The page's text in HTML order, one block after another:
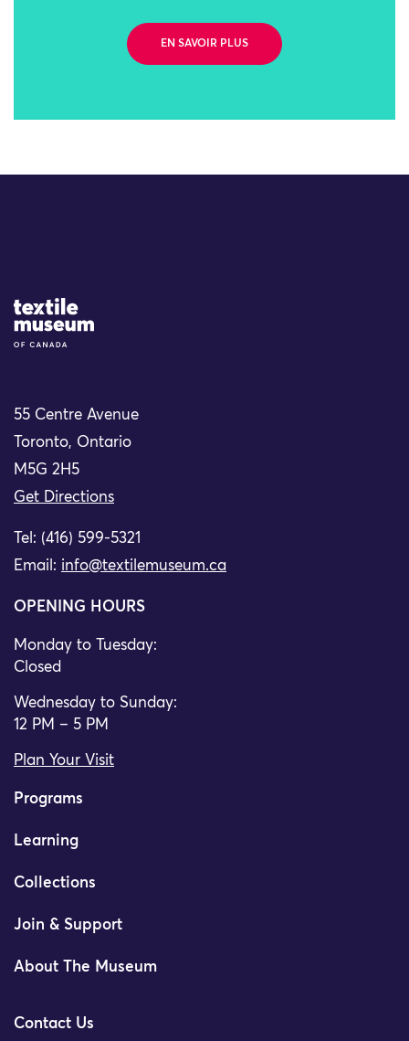
EN SAVOIR PLUS
Site Logo
55 Centre Avenue
Toronto, Ontario
M5G 2H5
Get Directions
Tel: (416) 599-5321
Email: info@textilemuseum.ca
OPENING HOURS
Monday to Tuesday:
Closed
Wednesday to Sunday:
12 PM – 5 PM
Plan Your Visit
Programs
Learning
Collections
Join & Support
About The Museum
Contact Us